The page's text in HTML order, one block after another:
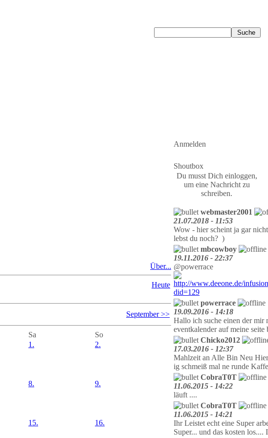
Über...
Heute
September >>
Sa
So
1.
2.
8. 9.
15. 16.
Anmelden
Shoutbox
Du musst Dich einloggen,
um eine Nachricht zu
schreiben.
webmaster2001
21.07.2018 - 11:53
Wow - hier scheint ja gar
lebst du noch? )
mbcowboy
19.11.2016 - 22:37
@powerrace
powerrace
19.09.2016 - 14:18
Hallo ich suche einen der mir
eventkalender auf meine seite
Chicko2012
17.03.2016 - 12:37
Mahlzeit an Alle Bin Neu Hier
ig schmeiß mal ne runde
CobraT0T
11.06.2015 - 14:22
läuft ....
CobraT0T
11.06.2015 - 14:21
Ihr Leistet echt eine Super
Super... und das kosten